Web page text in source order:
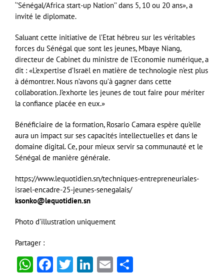
‘’Sénégal/Africa start-up Nation’’ dans 5, 10 ou 20 ans», a
invité le diplomate.
Saluant cette initiative de l’Etat hébreu sur les véritables
forces du Sénégal que sont les jeunes, Mbaye Niang,
directeur de Cabinet du ministre de l’Econo­mie numérique, a
dit : «L’exper­tise d’Israël en matière de technologie n’est plus
à démontrer. Nous n’avons qu’à gagner dans cette
collaboration. J’exhorte les jeunes de tout faire pour mériter
la confiance placée en eux.»
Bénéficiaire de la formation, Rosario Camara espère qu’elle
aura un impact sur ses capacités intellectuelles et dans le
domaine digital. Ce, pour mieux servir sa communauté et le
Sénégal de manière générale.
https://www.lequotidien.sn/techniques-entrepreneuriales-
israel-encadre-25-jeunes-senegalais/
ksonko@lequotidien.sn
Photo d’illustration uniquement
Partager :
WhatsApp
Facebook
Twitter
LinkedIn
Email